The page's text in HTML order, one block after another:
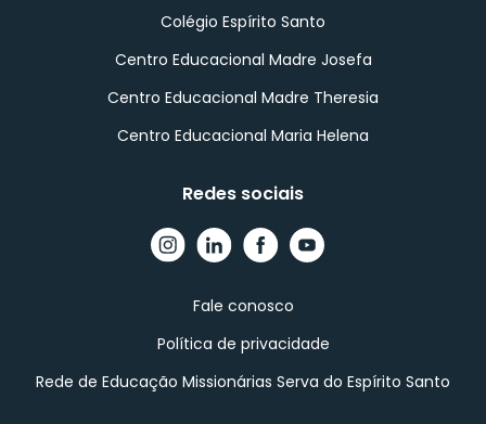
Colégio Espírito Santo
Centro Educacional Madre Josefa
Centro Educacional Madre Theresia
Centro Educacional Maria Helena
Redes sociais
Fale conosco
Política de privacidade
Rede de Educação Missionárias Serva do Espírito Santo